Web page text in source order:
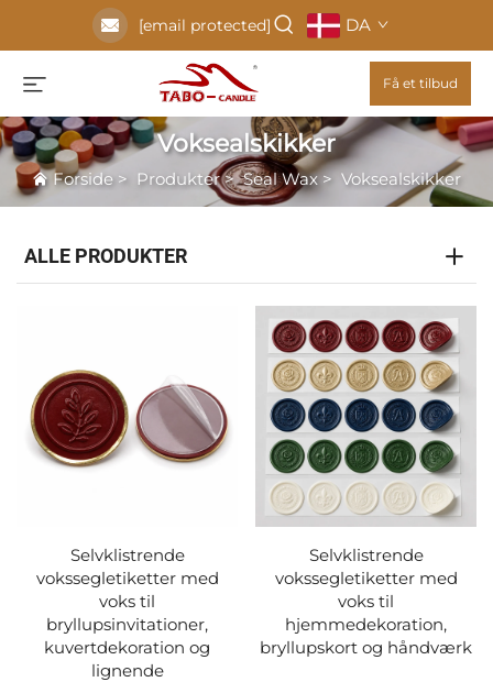
[email protected] DA
Få et tilbud
Voksealskikker
Forside > Produkter>Seal Wax> Voksealskikker
ALLE PRODUKTER
Selvklistrende
vokssegletiketter med
voks til
bryllupsinvitationer,
kuvertdekoration og
lignende
Selvklistrende
vokssegletiketter med
voks til
hjemmedekoration,
bryllupskort og håndværk